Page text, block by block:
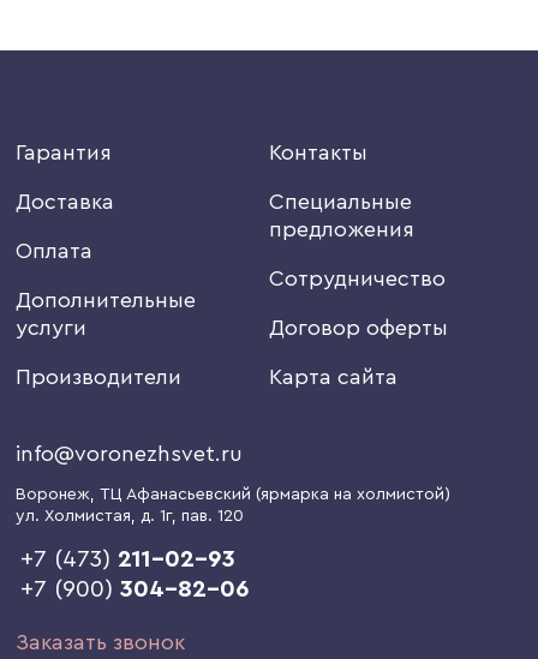
Гарантия
Доставка
Оплата
Дополнительные
услуги
Производители
Контакты
Специальные
предложения
Сотрудничество
Договор оферты
Карта сайта
info@voronezhsvet.ru
Воронеж, ТЦ Афанасьевский (ярмарка на холмистой)
ул. Холмистая, д. 1г, пав. 120
+7 (473) 211-02-93
+7 (900)304-82-06
Заказать звонок